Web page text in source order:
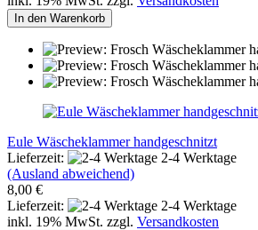
In den Warenkorb
Eule Wäscheklammer handgeschnitzt
Lieferzeit:
2-4 Werktage
(Ausland abweichend)
8,00 €
Lieferzeit:
2-4 Werktage
inkl. 19% MwSt. zzgl. Versandkosten